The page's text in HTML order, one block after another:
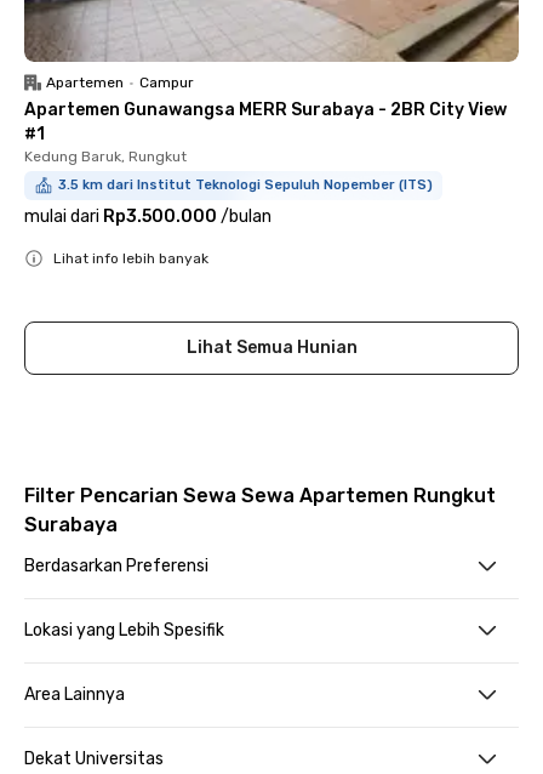
Apartemen • Campur
Apartemen Gunawangsa MERR Surabaya - 2BR City View
#1
Kedung Baruk, Rungkut
3.5 km dari Institut Teknologi Sepuluh Nopember (ITS)
mulai dari Rp3.500.000 /bulan
Lihat info lebih banyak
Lihat Semua Hunian
Filter Pencarian Sewa Sewa Apartemen Rungkut
Surabaya
Berdasarkan Preferensi
Lokasi yang Lebih Spesifik
Area Lainnya
Dekat Universitas